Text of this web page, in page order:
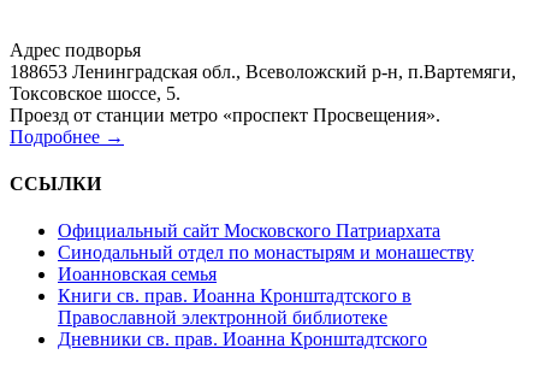
Адрес подворья
188653 Ленинградская обл., Всеволожский р-н, п.Вартемяги,
Токсовское шоссе, 5.
Проезд от станции метро «проспект Просвещения».
Подробнее →
ССЫЛКИ
Официальный сайт Московского Патриархата
Синодальный отдел по монастырям и монашеству
Иоанновская семья
Книги св. прав. Иоанна Кронштадтского в
Православной электронной библиотеке
Дневники св. прав. Иоанна Кронштадтского